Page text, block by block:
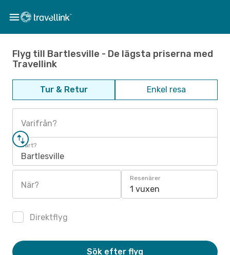
Flyg till Bartlesville - De lägsta priserna med
Travellink
Tur & Retur Enkel resa
Varifrån?
Vart?
Bartlesville
När?
Resenärer
1 vuxen
Direktflyg
Sök efter flyg